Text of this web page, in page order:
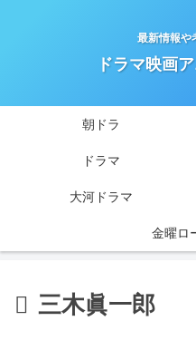
最新情報や
ドラマ映画
朝ドラ
ドラマ
大河ドラマ
金曜ロ
三木眞一郎